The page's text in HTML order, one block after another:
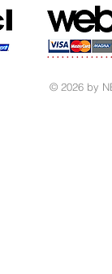
© 2026 by